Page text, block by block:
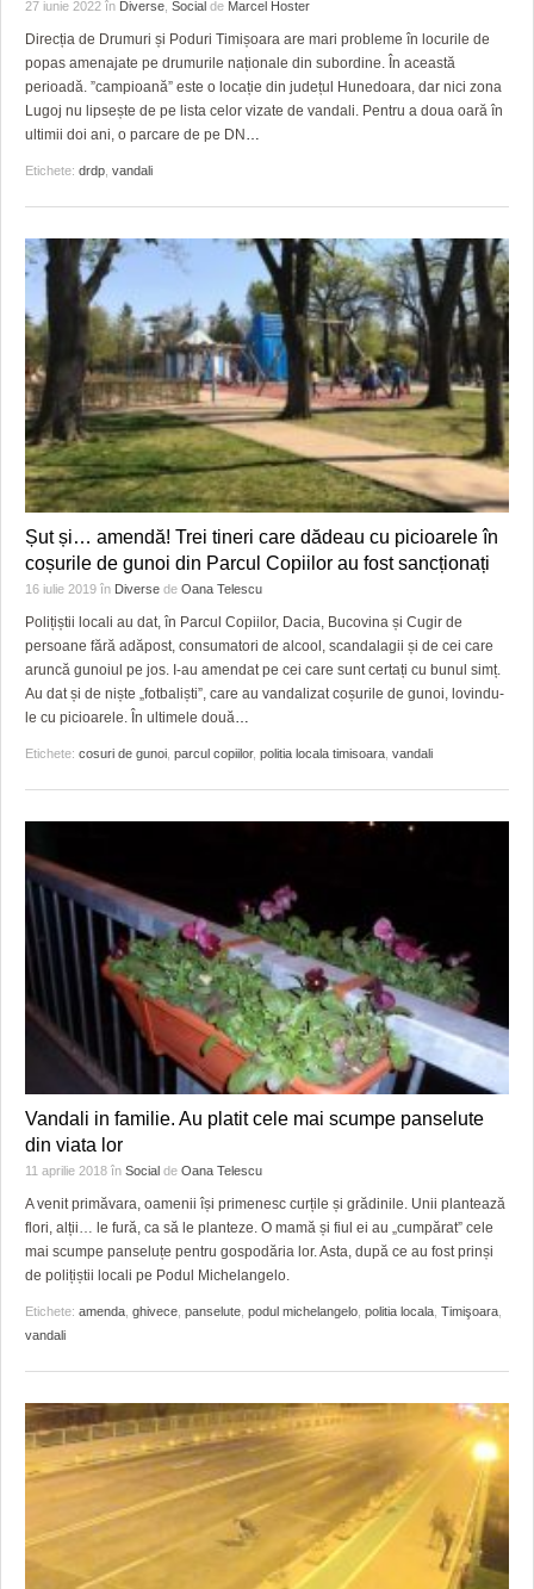
GRĂDINA TAICII DOMNULUI
ZIARISTU’ DE TERASĂ
CU OIŞTEA-N KIERKEGAARD
CRONICĂ DE FILM
UNDE MERGEM
FILME DOCUMENTARE
ACCIDENTE
ANUNŢURI
INFO SI UTILE
JUSTITIE
FILME DOCUMENTARE
CLIPURI VIDEO
JOCURI ONLINE
DIVERSE
FARMACII DIN TIMIŞOARA
HARTA TIMIŞOAREI
LICEE, ŞCOLI ŞI GRĂDINIŢE DIN TIMIŞ
PRIMĂRIILE DIN TIMIŞ
SFATUL MEDICULUI
27 iunie 2022 în Diverse Social de Marcel Hoster
Direcția de Drumuri și Poduri Timișoara are mari probleme în locurile de
popas amenajate pe drumurile naționale din subordine. În această
perioadă. ”campioană” este o locație din județul Hunedoara, dar nici zona
Lugoj nu lipsește de pe lista celor vizate de vandali. Pentru a doua oară în
ultimii doi ani, o parcare de pe DN …
Etichete: drdp vandali
Șut și… amendă! Trei tineri care dădeau cu picioarele în
coșurile de gunoi din Parcul Copiilor au fost sancționați
16 iulie 2019 în Diverse de Oana Telescu
Polițiștii locali au dat, în Parcul Copiilor, Dacia, Bucovina și Cugir de
persoane fără adăpost, consumatori de alcool, scandalagii și de cei care
aruncă gunoiul pe jos. I-au amendat pe cei care sunt certați cu bunul simț.
Au dat și de niște „fotbaliști”, care au vandalizat coșurile de gunoi, lovindu-
le cu picioarele. În ultimele două…
Etichete: cosuri de gunoi parcul copiilor, politia locala timisoara vandali
Vandali in familie. Au platit cele mai scumpe panselute
din viata lor
11 aprilie 2018 în Social de Oana Telescu
A venit primăvara, oamenii își primenesc curțile și grădinile. Unii plantează
flori, alții… le fură, ca să le planteze. O mamă și fiul ei au „cumpărat” cele
mai scumpe panseluțe pentru gospodăria lor. Asta, după ce au fost prinși
de polițiștii locali pe Podul Michelangelo.
Etichete: amenda ghivece panselute podul michelangelo politia locala Timişoara
vandali